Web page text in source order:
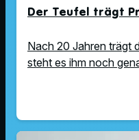
Der Teufel trägt
Nach 20 Jahren trägt
steht es ihm noch